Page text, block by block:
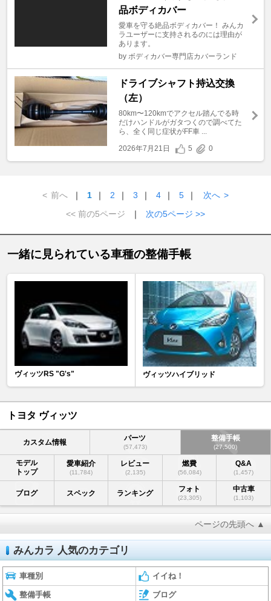
品ボディカバー
愛車を守る絶品ボディカバー！ みんカ
ラユーザーに支持されるのには理由が
あります。
by ボディカバー専門店カバーランド
ドライブシャフト持込交換
（左）
80km〜120kmでアクセル踏んでる時
だけハンドルがガタつくので調べてた
ら、全く同じ症状がFF車 ...
2026年7月21日
5 0
< 前へ ｜ 1 ｜ 2 ｜ 3 ｜ 4 ｜ 5 ｜ 次へ >
<< 前の5ページ
｜ 次の5ページ >>
一緒に見られている車種の整備手帳
ヴィッツRS "G's" ヴィッツハイブリッド
トヨタ ヴィッツ
カスタム情報 パーツ
(57,473)
整備手帳
(27,500)
モデル
トップ
愛車紹介
(11,784)
レビュー
(2,135)
燃費
(56,084)
Q&A
(1,457)
ブログ スペック ランキング フォト
(23,305)
中古車
(1,103)
ページの先頭へ ▲
みんカラ 人気のカテゴリ
車種別 イイね！
整備手帳 ブログ